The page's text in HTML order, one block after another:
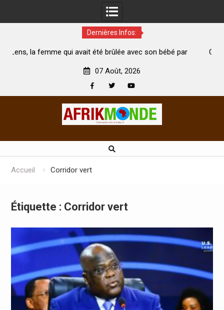
Dernières Infos:
qui avait été brûlée avec son bébé par
Coopération: Le
07 Août, 2026
Accueil Corridor vert
Étiquette : Corridor vert